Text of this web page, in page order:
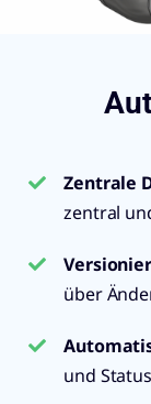
Zentrale
zentral
über
und